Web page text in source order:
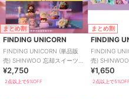
まとめ割
FINDING UNICORN
FINDING UNICORN (単品販
売) SHINWOO 忘却スイーツハ
ウス ブラインド
¥2,750
2点以上で5%OFF
まとめ割
FINDING
FINDING
売)
ローン ブライ
¥1,650
2点以上で5%OFF